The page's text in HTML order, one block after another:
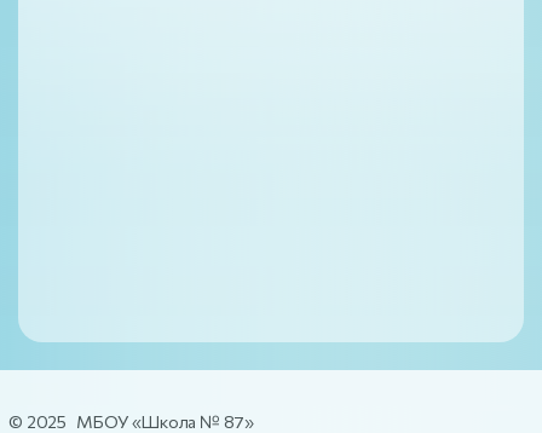
© 2025 МБОУ «Школа № 87»